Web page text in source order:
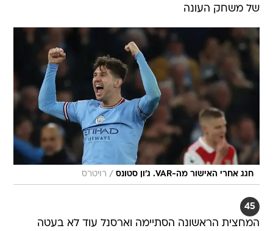
של משחק העונה
חגג אחרי האישור מה-VAR. ג'ון סטונס / רויטרס
45
המחצית הראשונה הסתיימה וארסנל עוד לא בעטה